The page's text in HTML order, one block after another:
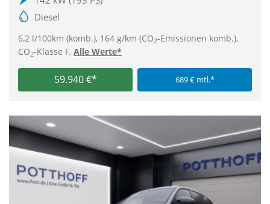
Diesel
6,2 l/100km (komb.), 164 g/km (CO2-Emissionen komb.),
CO2-Klasse F, Alle Werte*
59.940 €* 689 € mtl.*